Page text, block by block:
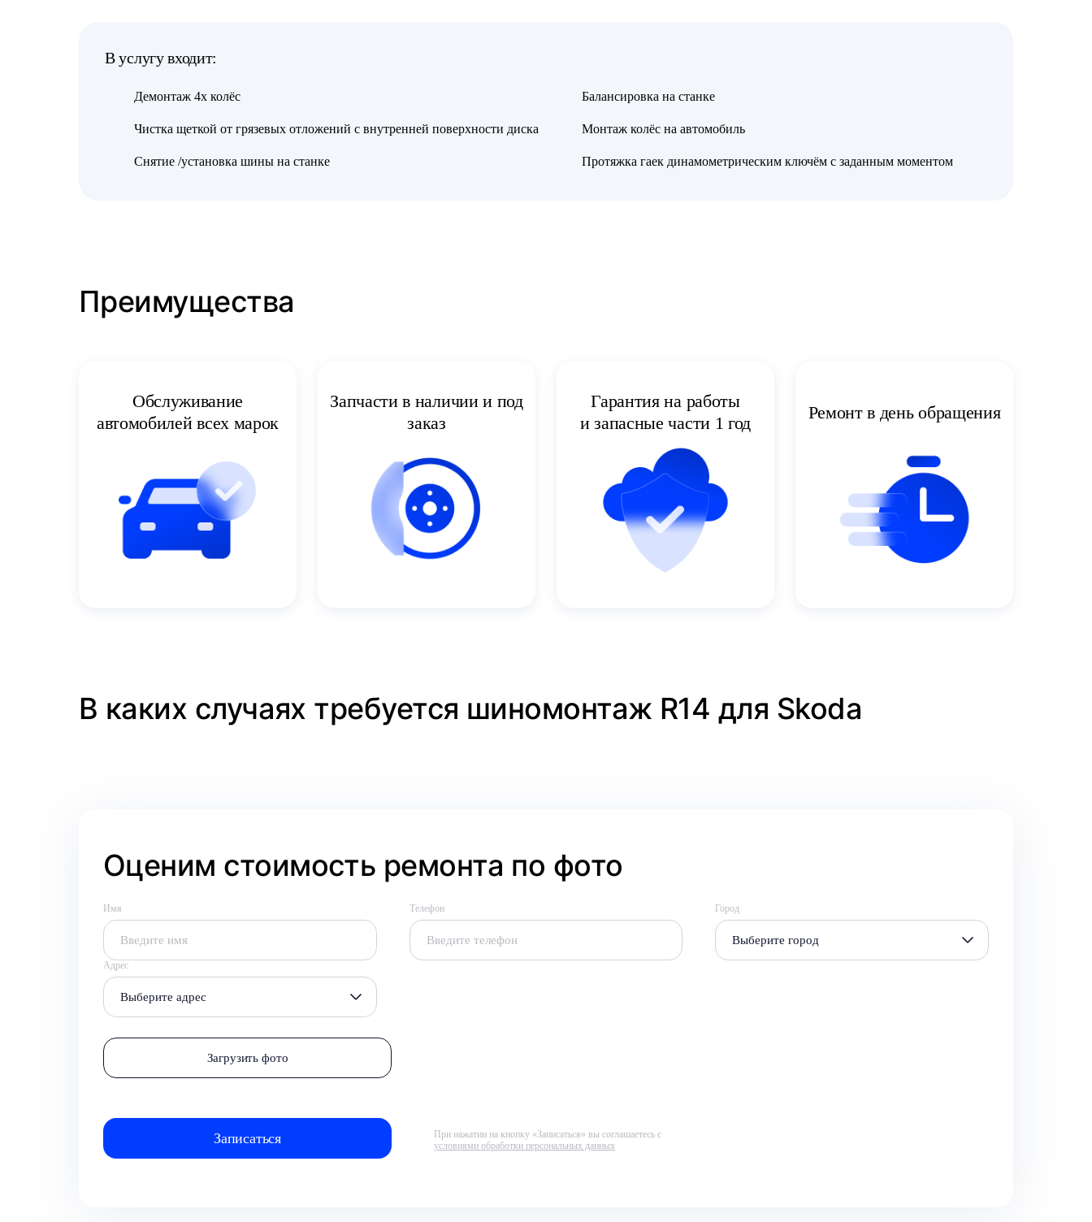
В услугу входит:
Демонтаж 4х колёс
Чистка щеткой от грязевых отложений с внутренней поверхности диска
Снятие /установка шины на станке
Балансировка на станке
Монтаж колёс на автомобиль
Протяжка гаек динамометрическим ключём с заданным моментом
Преимущества
Обслуживание
автомобилей всех марок
Запчасти в наличии и под
заказ
Гарантия на работы
и запасные части 1 год
Ремонт в день обращения
В каких случаях требуется шиномонтаж R14 для Skoda
Оценим стоимость ремонта по фото
Имя Телефон Город
Выберите город
Адрес
Выберите адрес
Загрузить фото
При нажатии на кнопку «Записаться» вы соглашаетесь с
условиями обработки персональных данных